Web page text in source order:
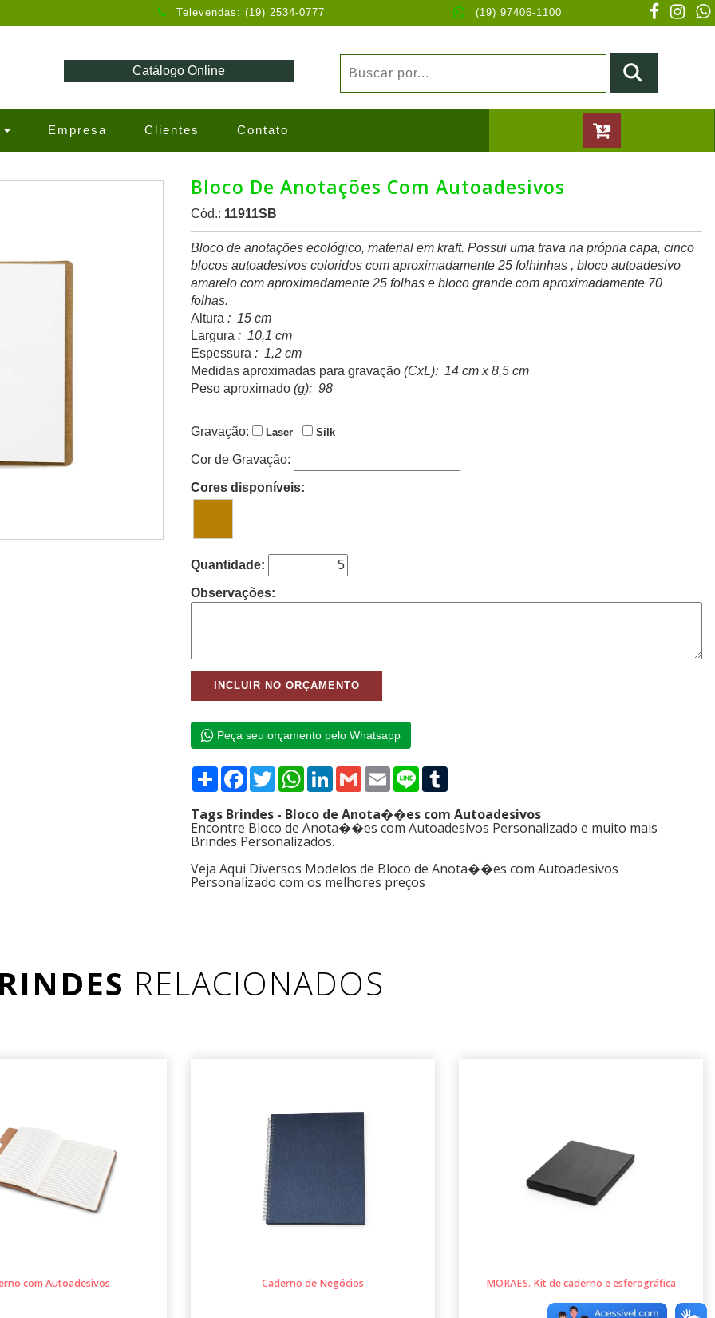
Televendas: (19) 2534-0777 (19) 97406-1100
Catálogo Online
Empresa Clientes Contato
Bloco De Anotações Com Autoadesivos
Cód.: 11911SB
Bloco de anotações ecológico, material em kraft. Possui uma trava na própria capa, cinco
blocos autoadesivos coloridos com aproximadamente 25 folhinhas , bloco autoadesivo
amarelo com aproximadamente 25 folhas e bloco grande com aproximadamente 70
folhas.
Altura : 15 cm
Largura : 10,1 cm
Espessura : 1,2 cm
Medidas aproximadas para gravação (CxL): 14 cm x 8,5 cm
Peso aproximado (g): 98
Gravação: Laser Silk
Cor de Gravação:
Cores disponíveis:
Quantidade:
Observações:
Peça seu orçamento pelo Whatsapp
Compartilhar
Facebook
TwitterWhatsApp
LinkedIn
GmailEmailLine
Tags Brindes - Bloco de Anota��es com Autoadesivos
Encontre Bloco de Anota��es com Autoadesivos Personalizado e muito mais
Brindes Personalizados.
Veja Aqui Diversos Modelos de Bloco de Anota��es com Autoadesivos
Personalizado com os melhores preços
RELACIONADOS
com Autoadesivos Caderno de Negócios MORAES. Kit de caderno e esferográfica